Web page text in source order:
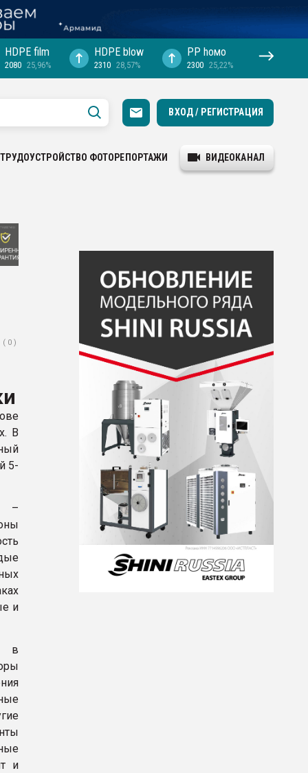
HDPE film
2080 25,96%
HDPE blow
2310 28,57%
PP hомо
2300 25,22%
ВХОД / РЕГИСТРАЦИЯ
ТРУДОУСТРОЙСТВО ФОТОРЕПОРТАЖИ ВИДЕОКАНАЛ
( 0 )
В
5-
–
и
в
и